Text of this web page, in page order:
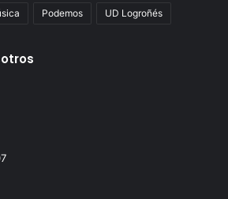
Podemos UD Logroñés